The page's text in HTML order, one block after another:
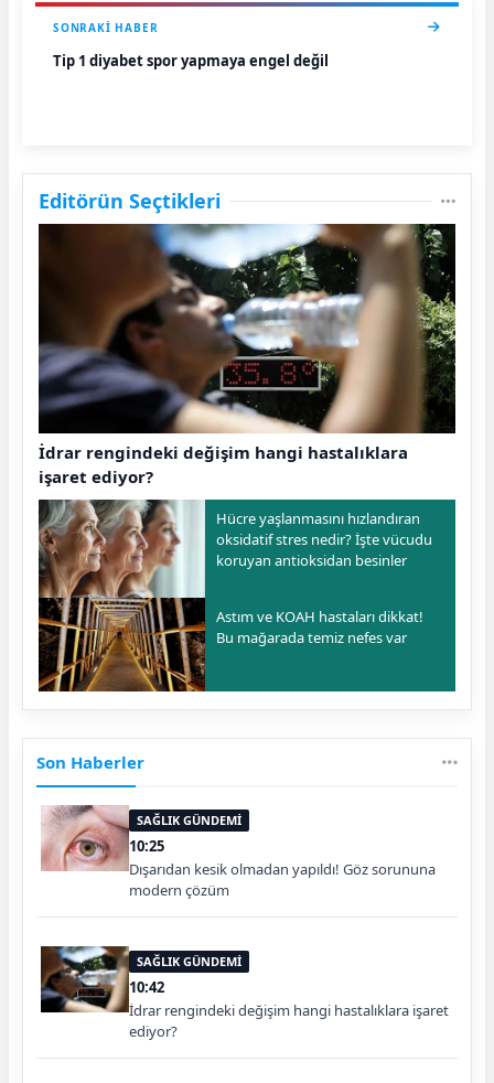
SONRAKI HABER
Tip 1 diyabet spor yapmaya engel değil
Editörün Seçtikleri
İdrar rengindeki değişim hangi hastalıklara
işaret ediyor?
Hücre yaşlanmasını hızlandıran
oksidatif stres nedir? İşte vücudu
koruyan antioksidan besinler
Astım ve KOAH hastaları dikkat!
Bu mağarada temiz nefes var
Son Haberler
SAĞLIK GÜNDEMİ
10:25
Dışarıdan kesik olmadan yapıldı! Göz sorununa
modern çözüm
SAĞLIK GÜNDEMİ
10:42
İdrar rengindeki değişim hangi hastalıklara işaret
ediyor?